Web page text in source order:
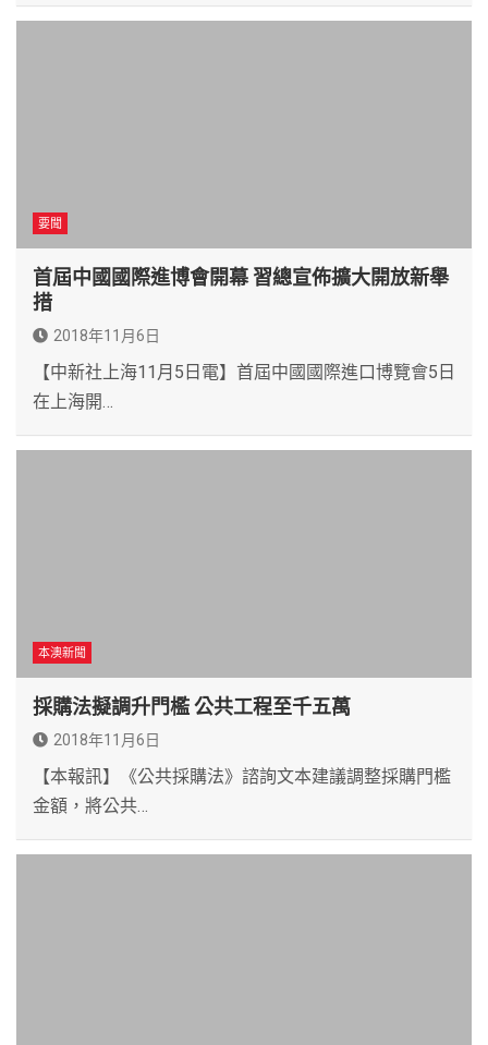
要聞
首屆中國國際進博會開幕 習總宣佈擴大開放新舉
措
2018年11月6日
【中新社上海11月5日電】首屆中國國際進口博覽會5日
在上海開…
本澳新聞
採購法擬調升門檻 公共工程至千五萬
2018年11月6日
【本報訊】《公共採購法》諮詢文本建議調整採購門檻
金額，將公共…